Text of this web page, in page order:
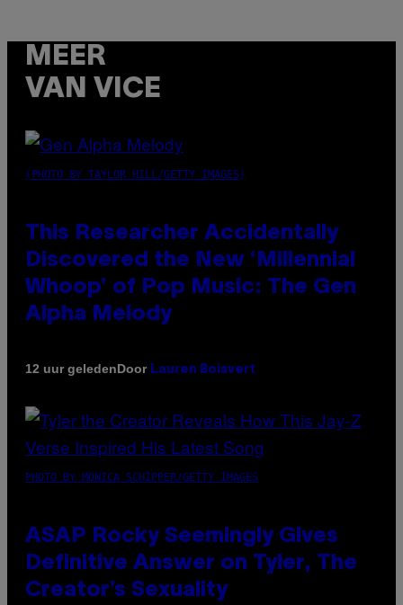
MEER
VAN VICE
(PHOTO BY TAYLOR HILL/GETTY IMAGES)
This Researcher Accidentally
Discovered the New ‘Millennial
Whoop’ of Pop Music: The Gen
Alpha Melody
12 uur geledenDoor Lauren Boisvert
PHOTO BY MONICA SCHIPPER/GETTY IMAGES
ASAP Rocky Seemingly Gives
Definitive Answer on Tyler, The
Creator’s Sexuality